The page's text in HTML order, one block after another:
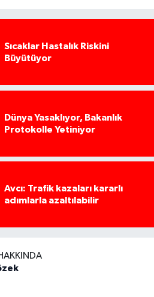
Sıcaklar Hastalık Riskini
Büyütüyor
Dünya Yasaklıyor, Bakanlık
Protokolle Yetiniyor
Avcı: Trafik kazaları kararlı
adımlarla azaltılabilir